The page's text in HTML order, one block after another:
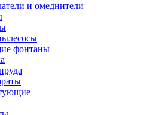
и омеднители
фонтаны